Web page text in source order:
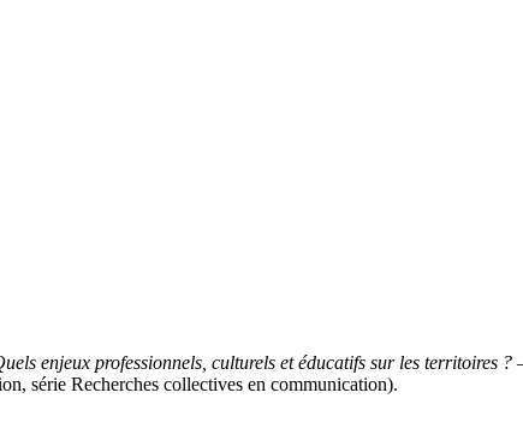
enjeux professionnels, culturels et éducatifs sur les territoires ?
série Recherches collectives en communication).